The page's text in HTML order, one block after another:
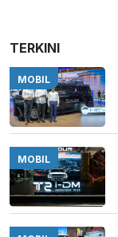
TERKINI
MOBIL
MOBIL